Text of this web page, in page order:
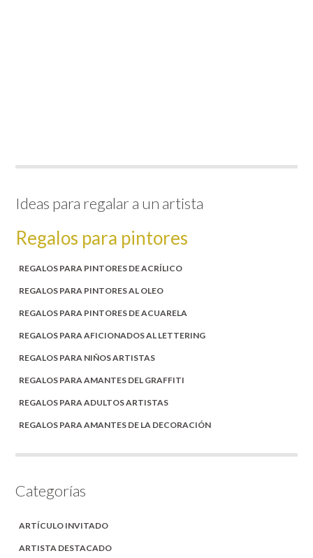
Ideas para regalar a un artista
Regalos para pintores
REGALOS PARA PINTORES DE ACRÍLICO
REGALOS PARA PINTORES AL OLEO
REGALOS PARA PINTORES DE ACUARELA
REGALOS PARA AFICIONADOS AL LETTERING
REGALOS PARA NIÑOS ARTISTAS
REGALOS PARA AMANTES DEL GRAFFITI
REGALOS PARA ADULTOS ARTISTAS
REGALOS PARA AMANTES DE LA DECORACIÓN
Categorías
ARTÍCULO INVITADO
ARTISTA DESTACADO